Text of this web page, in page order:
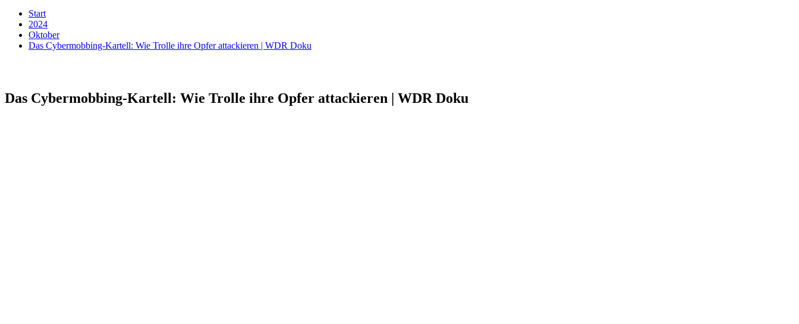
Start
2024
Oktober
Das Cybermobbing-Kartell: Wie Trolle ihre Opfer attackieren | WDR Doku
Das Cybermobbing-Kartell: Wie Trolle ihre Opfer attackieren | WDR Doku